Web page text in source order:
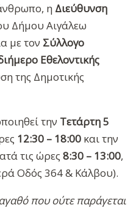
η Διεύθυνση
Δήμου Αιγάλεω
με τον Σύλλογο
Εθελοντικής
της Δημοτικής
την Τετάρτη 5
12:30 – 18:00 και την
τις ώρες 8:30 – 13:00,
Οδός 364 & Κάλβου).
που ούτε παράγεται